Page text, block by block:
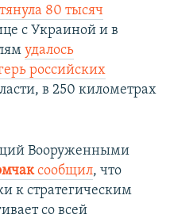
80 тысяч
с Украиной и в
удалось
российских
в 250 километрах
Вооруженными
сообщил, что
к стратегическим
со всей